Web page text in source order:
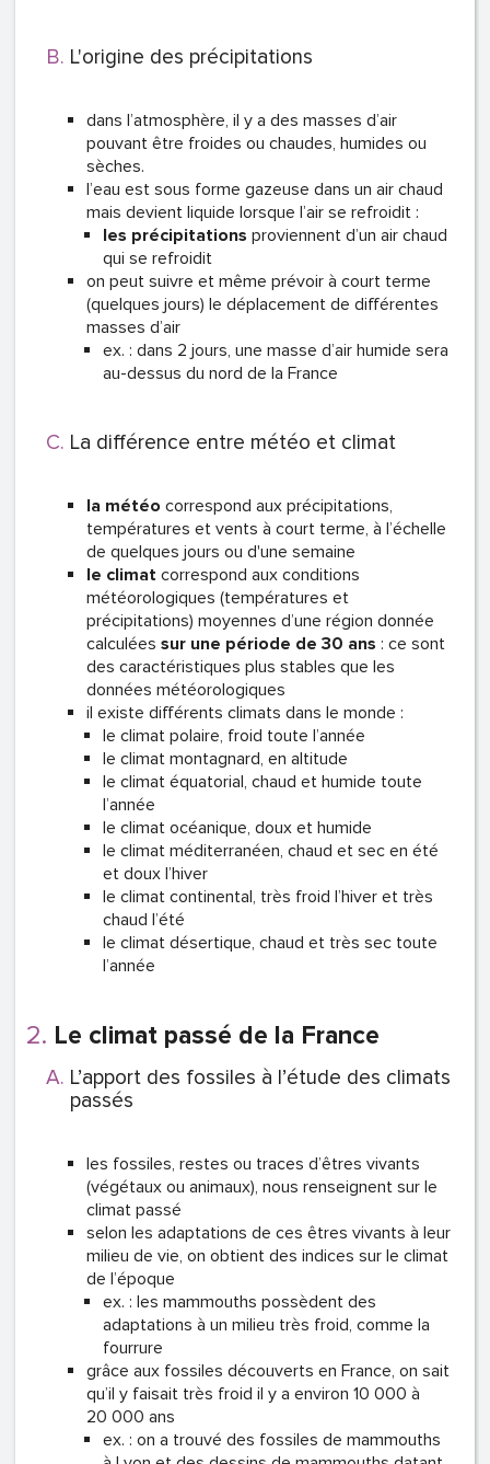
L'origine des précipitations
dans l’atmosphère, il y a des masses d’air
pouvant être froides ou chaudes, humides ou
sèches.
l’eau est sous forme gazeuse dans un air chaud
mais devient liquide lorsque l’air se refroidit :
les précipitations proviennent d’un air chaud
qui se refroidit
on peut suivre et même prévoir à court terme
(quelques jours) le déplacement de différentes
masses d’air
ex. : dans 2 jours, une masse d’air humide sera
au-dessus du nord de la France
La différence entre météo et climat
la météo correspond aux précipitations,
températures et vents à court terme, à l’échelle
de quelques jours ou d'une semaine
le climat correspond aux conditions
météorologiques (températures et
précipitations) moyennes d’une région donnée
calculées sur une période de 30 ans : ce sont
des caractéristiques plus stables que les
données météorologiques
il existe différents climats dans le monde :
le climat polaire, froid toute l’année
le climat montagnard, en altitude
le climat équatorial, chaud et humide toute
l’année
le climat océanique, doux et humide
le climat méditerranéen, chaud et sec en été
et doux l’hiver
le climat continental, très froid l’hiver et très
chaud l’été
le climat désertique, chaud et très sec toute
l’année
Le climat passé de la France
L’apport des fossiles à l’étude des climats
passés
les fossiles, restes ou traces d’êtres vivants
(végétaux ou animaux), nous renseignent sur le
climat passé
selon les adaptations de ces êtres vivants à leur
milieu de vie, on obtient des indices sur le climat
de l’époque
ex. : les mammouths possèdent des
adaptations à un milieu très froid, comme la
fourrure
grâce aux fossiles découverts en France, on sait
qu’il y faisait très froid il y a environ 10 000 à
20 000 ans
ex. : on a trouvé des fossiles de mammouths